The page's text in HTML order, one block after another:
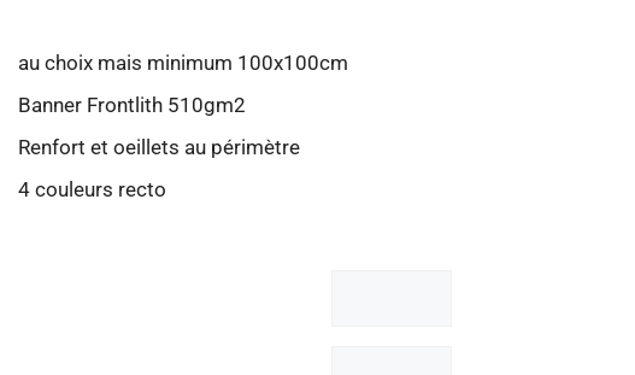
au choix mais minimum 100x100cm
Banner Frontlith 510gm2
Renfort et oeillets au périmètre
4 couleurs recto